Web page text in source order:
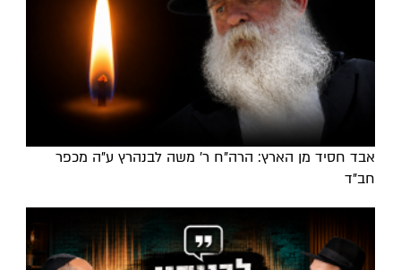
אבד חסיד מן הארץ: הרה"ח ר' משה לבנהרץ ע"ה מכפר
חב"ד